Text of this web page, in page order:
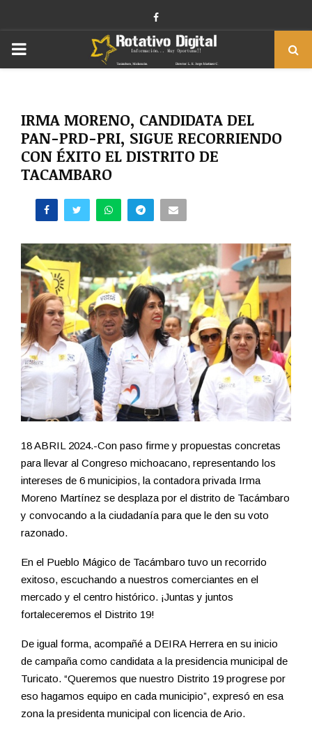
Facebook
PRIMARY
IRMA MORENO, CANDIDATA DEL
PAN-PRD-PRI, SIGUE RECORRIENDO
CON ÉXITO EL DISTRITO DE
TACAMBARO
18 ABRIL 2024.-Con paso firme y propuestas concretas
para llevar al Congreso michoacano, representando los
intereses de 6 municipios, la contadora privada Irma
Moreno Martínez se desplaza por el distrito de Tacámbaro
y convocando a la ciudadanía para que le den su voto
razonado.
En el Pueblo Mágico de Tacámbaro tuvo un recorrido
exitoso, escuchando a nuestros comerciantes en el
mercado y el centro histórico. ¡Juntas y juntos
fortaleceremos el Distrito 19!
De igual forma, acompañé a DEIRA Herrera en su inicio
de campaña como candidata a la presidencia municipal de
Turicato. “Queremos que nuestro Distrito 19 progrese por
eso hagamos equipo en cada municipio”, expresó en esa
zona la presidenta municipal con licencia de Ario.